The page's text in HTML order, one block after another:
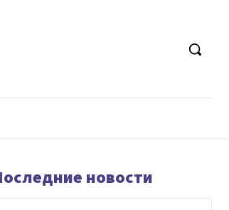
новости